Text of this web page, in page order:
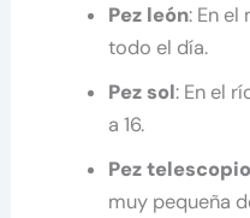
Pez león: En el
todo el día.
Pez sol: En el
a 16.
Pez telescopio
muy pequeña